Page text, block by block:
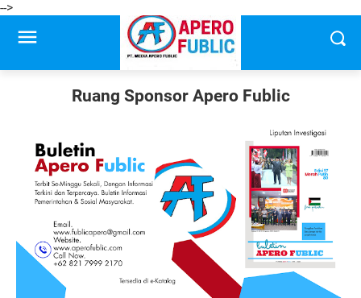
-->
Ruang Sponsor Apero Fublic